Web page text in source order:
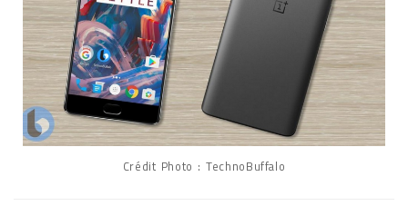
Crédit Photo : TechnoBuffalo